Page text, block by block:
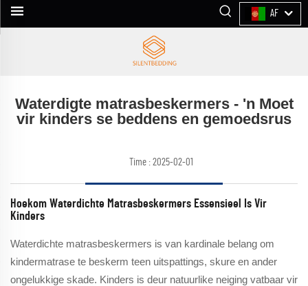
AF
Waterdigte matrasbeskermers - 'n Moet
vir kinders se beddens en gemoedsrus
Time : 2025-02-01
Hoekom Waterdichte Matrasbeskermers Essensieel Is Vir
Kinders
Waterdichte matrasbeskermers is van kardinale belang om
kindermatrase te beskerm teen uitspattings, skure en ander
ongelukkige skade. Kinders is deur natuurlike neiging vatbaar vir